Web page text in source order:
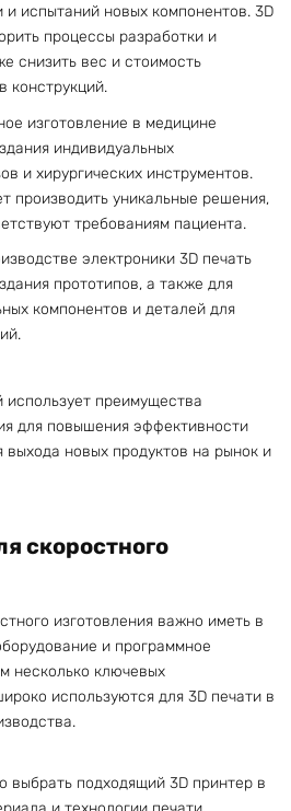
и испытаний новых компонентов. 3D
процессы разработки и
снизить вес и стоимость
конструкций.
изготовление в медицине
индивидуальных
и хирургических инструментов.
производить уникальные решения,
требованиям пациента.
электроники 3D печать
прототипов, а также для
компонентов и деталей для
использует преимущества
для повышения эффективности
выхода новых продуктов на рынок и
скоростного
изготовления важно иметь в
и программное
несколько ключевых
используются для 3D печати в
выбрать подходящий 3D принтер в